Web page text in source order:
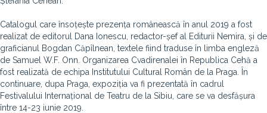
Catalogul care însoțește prezența românească în anul 2019 a fost
realizat de editorul Dana Ionescu, redactor-șef al Editurii Nemira, și de
graficianul Bogdan Căpîlnean, textele fiind traduse în limba engleză
de Samuel W.F. Onn. Organizarea Cvadirenalei în Republica Cehă a
fost realizată de echipa Institutului Cultural Român de la Praga. În
continuare, dupa Praga, expoziția va fi prezentată în cadrul
Festivalului Internațional de Teatru de la Sibiu, care se va desfășura
între 14-23 iunie 2019.